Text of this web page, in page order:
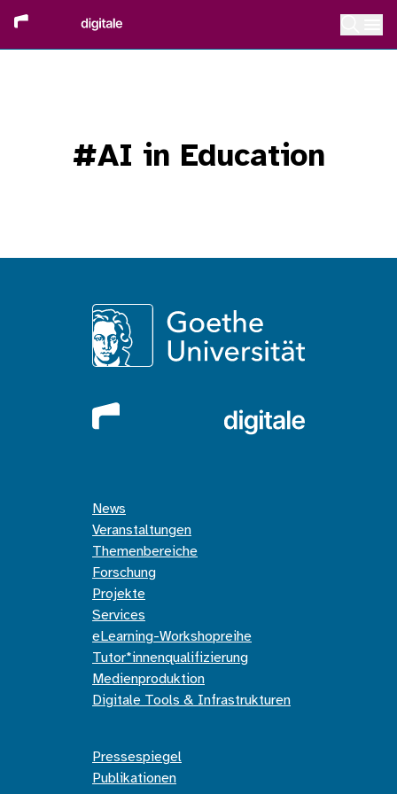
#AI in Education
News
Veranstaltungen
Themenbereiche
Forschung
Projekte
Services
eLearning-Workshopreihe
Tutor*innenqualifizierung
Medienproduktion
Digitale Tools & Infrastrukturen
Pressespiegel
Publikationen